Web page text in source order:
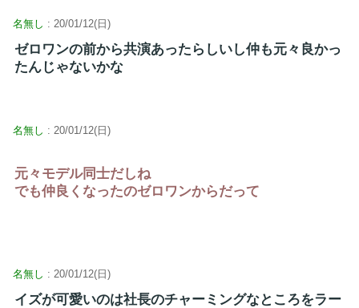
名無し : 20/01/12(日)
ゼロワンの前から共演あったらしいし仲も元々良かっ
たんじゃないかな
名無し : 20/01/12(日)
元々モデル同士だしね
でも仲良くなったのゼロワンからだって
名無し : 20/01/12(日)
イズが可愛いのは社長のチャーミングなところをラー